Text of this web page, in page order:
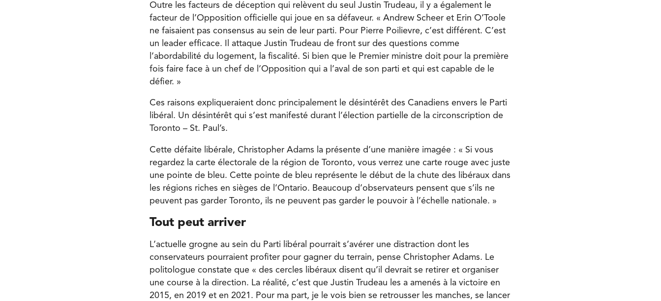
Outre les facteurs de déception qui relèvent du seul Justin Trudeau, il y a également le
facteur de l’Opposition officielle qui joue en sa défaveur. « Andrew Scheer et Erin O’Toole
ne faisaient pas consensus au sein de leur parti. Pour Pierre Poilievre, c’est différent. C’est
un leader efficace. Il attaque Justin Trudeau de front sur des questions comme
l’abordabilité du logement, la fiscalité. Si bien que le Premier ministre doit pour la première
fois faire face à un chef de l’Opposition qui a l’aval de son parti et qui est capable de le
défier. »
Ces raisons expliqueraient donc principalement le désintérêt des Canadiens envers le Parti
libéral. Un désintérêt qui s’est manifesté durant l’élection partielle de la circonscription de
Toronto – St. Paul’s.
Cette défaite libérale, Christopher Adams la présente d’une manière imagée : « Si vous
regardez la carte électorale de la région de Toronto, vous verrez une carte rouge avec juste
une pointe de bleu. Cette pointe de bleu représente le début de la chute des libéraux dans
les régions riches en sièges de l’Ontario. Beaucoup d’observateurs pensent que s’ils ne
peuvent pas garder Toronto, ils ne peuvent pas garder le pouvoir à l’échelle nationale. »
Tout peut arriver
L’actuelle grogne au sein du Parti libéral pourrait s’avérer une distraction dont les
conservateurs pourraient profiter pour gagner du terrain, pense Christopher Adams. Le
politologue constate que « des cercles libéraux disent qu’il devrait se retirer et organiser
une course à la direction. La réalité, c’est que Justin Trudeau les a amenés à la victoire en
2015, en 2019 et en 2021. Pour ma part, je le vois bien se retrousser les manches, se lancer